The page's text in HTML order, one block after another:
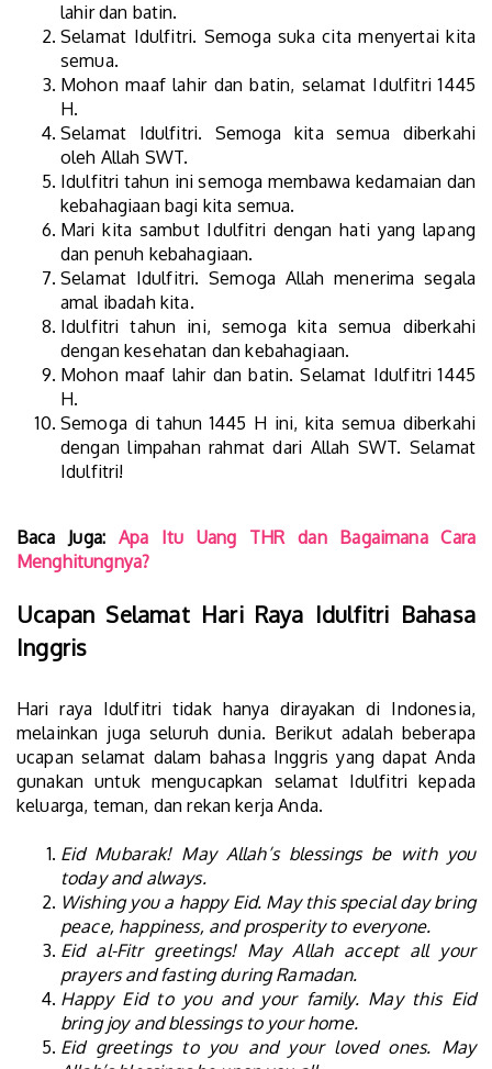
lahir dan batin.
Selamat Idulfitri. Semoga suka cita menyertai kita
semua.
Mohon maaf lahir dan batin, selamat Idulfitri 1445
H.
Selamat Idulfitri. Semoga kita semua diberkahi
oleh Allah SWT.
Idulfitri tahun ini semoga membawa kedamaian dan
kebahagiaan bagi kita semua.
Mari kita sambut Idulfitri dengan hati yang lapang
dan penuh kebahagiaan.
Selamat Idulfitri. Semoga Allah menerima segala
amal ibadah kita.
Idulfitri tahun ini, semoga kita semua diberkahi
dengan kesehatan dan kebahagiaan.
Mohon maaf lahir dan batin. Selamat Idulfitri 1445
H.
Semoga di tahun 1445 H ini, kita semua diberkahi
dengan limpahan rahmat dari Allah SWT. Selamat
Idulfitri!
Baca Juga: Apa Itu Uang THR dan Bagaimana Cara
Menghitungnya?
Ucapan Selamat Hari Raya Idulfitri Bahasa
Inggris
Hari raya Idulfitri tidak hanya dirayakan di Indonesia,
melainkan juga seluruh dunia. Berikut adalah beberapa
ucapan selamat dalam bahasa Inggris yang dapat Anda
gunakan untuk mengucapkan selamat Idulfitri kepada
keluarga, teman, dan rekan kerja Anda.
Eid Mubarak! May Allah’s blessings be with you
today and always.
Wishing you a happy Eid. May this special day bring
peace, happiness, and prosperity to everyone.
Eid al-Fitr greetings! May Allah accept all your
prayers and fasting during Ramadan.
Happy Eid to you and your family. May this Eid
bring joy and blessings to your home.
Eid greetings to you and your loved ones. May